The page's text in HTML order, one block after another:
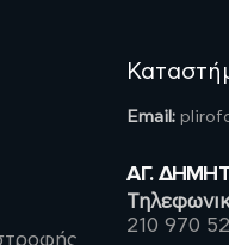
Email:
ΑΓ.
210 970